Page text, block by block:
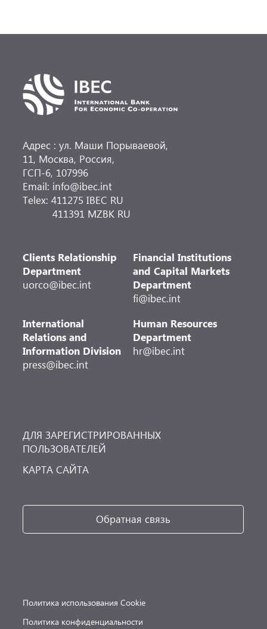
Адрес : ул. Маши Порываевой,
11, Москва, Россия,
ГСП-6, 107996
Email: info@ibec.int
Telex: 411275 IBEC RU
411391 MZBK RU
Clients Relationship
Department
uorco@ibec.int
Financial Institutions
and Capital Markets
Department
fi@ibec.int
International
Relations and
Information Division
press@ibec.int
Human Resources
Department
hr@ibec.int
ДЛЯ ЗАРЕГИСТРИРОВАННЫХ
ПОЛЬЗОВАТЕЛЕЙ
КАРТА САЙТА
Обратная связь
Политика использования Cookie
Политика конфиденциальности